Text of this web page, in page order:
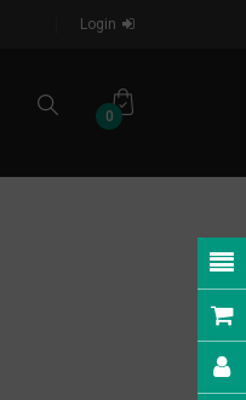
Login
0